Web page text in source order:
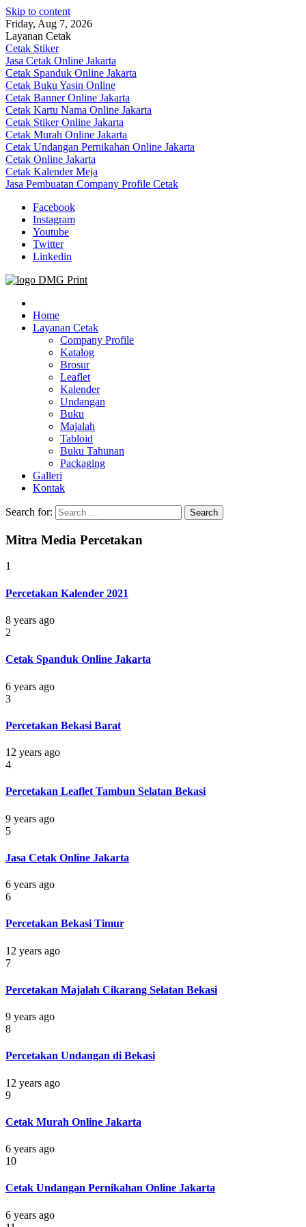
Skip to content
Friday, Aug 7, 2026
Layanan Cetak
Cetak Stiker
Jasa Cetak Online Jakarta
Cetak Spanduk Online Jakarta
Cetak Buku Yasin Online
Cetak Banner Online Jakarta
Cetak Kartu Nama Online Jakarta
Cetak Stiker Online Jakarta
Cetak Murah Online Jakarta
Cetak Undangan Pernikahan Online Jakarta
Cetak Online Jakarta
Cetak Kalender Meja
Jasa Pembuatan Company Profile Cetak
Facebook
Instagram
Youtube
Twitter
Linkedin
Jasa Cetak Online DMG Printing
Home
Layanan Cetak
Company Profile
Katalog
Brosur
Leaflet
Kalender
Undangan
Buku
Majalah
Tabloid
Buku Tahunan
Packaging
Galleri
Kontak
Search for:
Mitra Media Percetakan
1
Percetakan Kalender 2021
8 years ago
2
Cetak Spanduk Online Jakarta
6 years ago
3
Percetakan Bekasi Barat
12 years ago
4
Percetakan Leaflet Tambun Selatan Bekasi
9 years ago
5
Jasa Cetak Online Jakarta
6 years ago
6
Percetakan Bekasi Timur
12 years ago
7
Percetakan Majalah Cikarang Selatan Bekasi
9 years ago
8
Percetakan Undangan di Bekasi
12 years ago
9
Cetak Murah Online Jakarta
6 years ago
10
Cetak Undangan Pernikahan Online Jakarta
6 years ago